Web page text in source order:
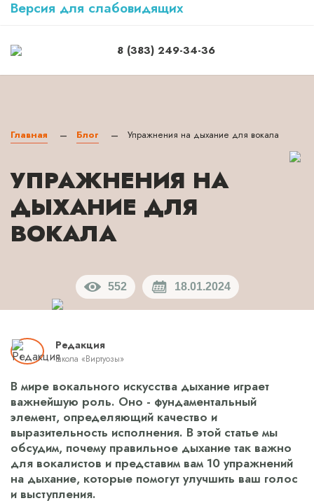
Версия для слабовидящих
8 (383) 249-34-36
Главная — Блог — Упражнения на дыхание для вокала
УПРАЖНЕНИЯ НА
ДЫХАНИЕ ДЛЯ
ВОКАЛА
552 18.01.2024
В мире вокального искусства дыхание играет
важнейшую роль. Оно - фундаментальный
элемент, определяющий качество и
выразительность исполнения. В этой статье мы
обсудим, почему правильное дыхание так важно
для вокалистов и представим вам 10 упражнений
на дыхание, которые помогут улучшить ваш голос
и выступления.
Редакция
школа «Виртуозы»